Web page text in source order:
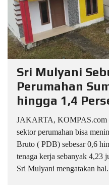
Sri Mulyani
Perumahan
hingga 1,4
JAKARTA, KOMPAS.com
sektor perumahan bisa
Bruto ( PDB) sebesar 0,6
tenaga kerja sebanyak 4,23
Sri Mulyani mengatakan